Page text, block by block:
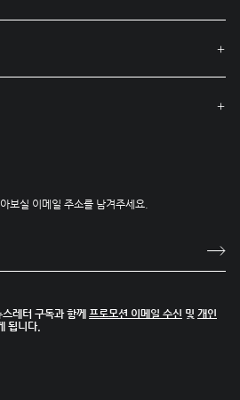
보실 이메일 주소를 남겨주세요.
레터 구독과 함께 프로모션 이메일 수신 및 개인
됩니다.